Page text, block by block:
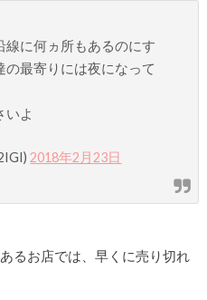
線に何ヵ所もあるのにす
最寄りには夜になって
いよ
2018年2月23日
るお店では、早くに売り切れ